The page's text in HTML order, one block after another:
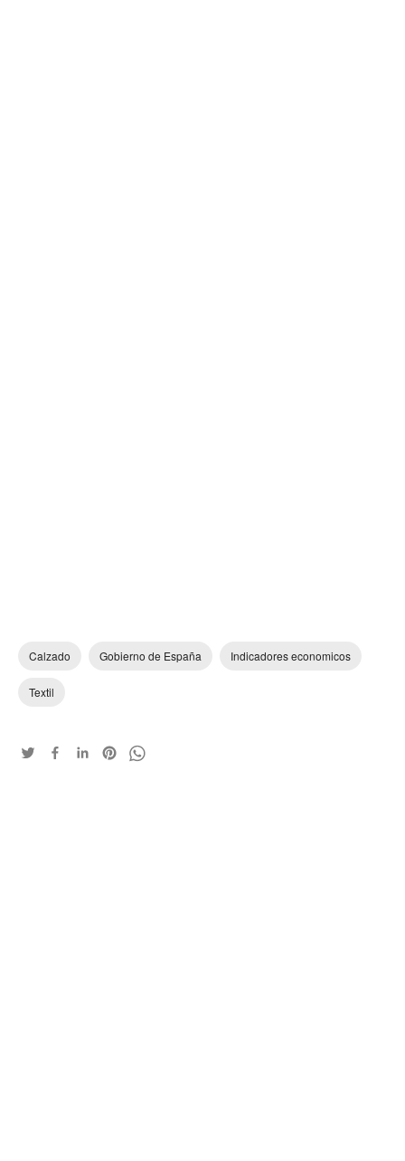
Calzado Gobierno de España Indicadores economicos
Textil